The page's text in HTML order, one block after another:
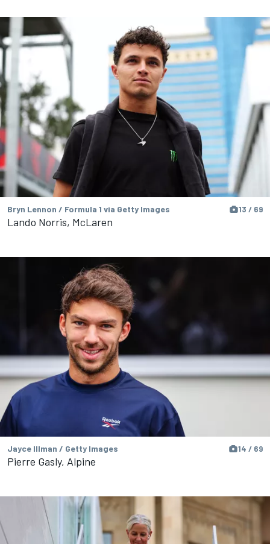
Bryn Lennon / Formula 1 via Getty Images 13 / 69
Lando Norris, McLaren
Jayce Illman / Getty Images 14 / 69
Pierre Gasly, Alpine